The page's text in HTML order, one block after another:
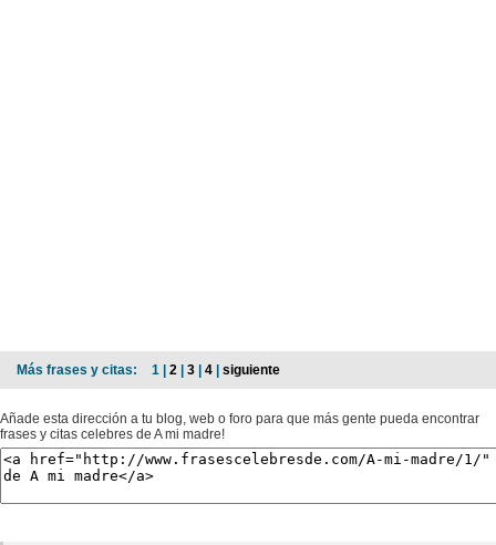
Más frases y citas: 1 | 2 | 3 | 4 | siguiente
Añade esta dirección a tu blog, web o foro para que más gente pueda encontrar
frases y citas celebres de A mi madre!